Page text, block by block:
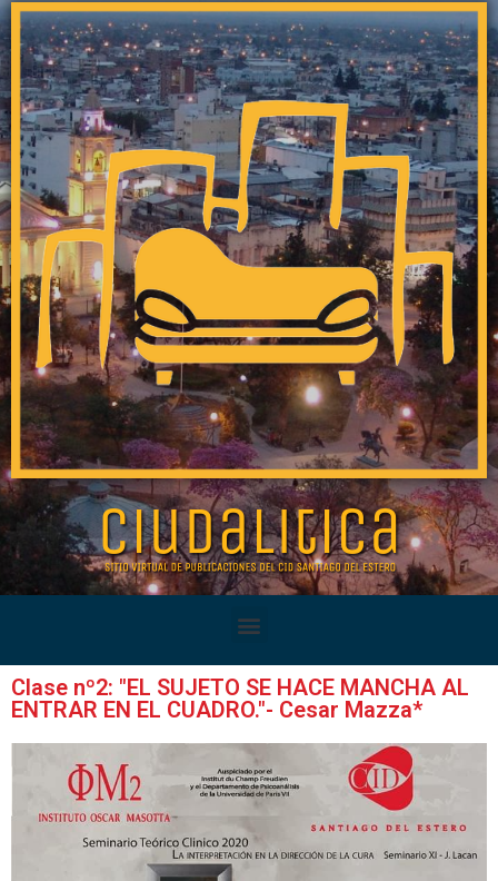
Clase nº2: "EL SUJETO SE HACE MANCHA AL
ENTRAR EN EL CUADRO."- Cesar Mazza*